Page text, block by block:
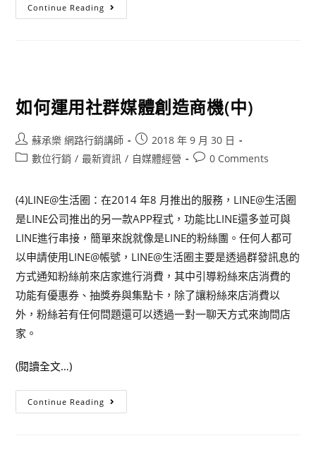
Continue Reading
如何運用社群媒體創造商機(中)
蘇承樂 網路行銷講師
2018 年 9 月 30 日
數位行銷 / 最新資訊 / 自媒體經營 0 Comments
(4)LINE@生活圈：在2014 年8 月推出的服務，LINE@生活圈
是LINE公司推出的另一款APP程式，功能比LINE還多並可與
LINE進行串接，簡單來說就像是LINE的粉絲團。任何人都可
以申請使用LINE@帳號，LINE@生活圈主要是透過群發訊息的
方式通知粉絲前來店家進行消費，其中引導粉絲來店消費的
功能有優惠券、抽獎券與集點卡，除了讓粉絲來店消費以
外，粉絲若有任何問題還可以透過一對一聊天方式來詢問店
家。
(閱讀全文…)
Continue Reading